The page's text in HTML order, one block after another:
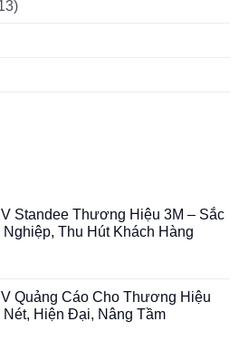
Standee Thương Hiệu 3M – Sắc
Nghiệp, Thu Hút Khách Hàng
Quảng Cáo Cho Thương Hiệu
Nét, Hiện Đại, Nâng Tầm